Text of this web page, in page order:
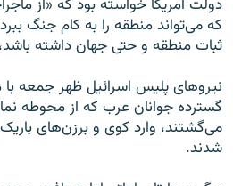
دولت آمریکا خواسته بود که «از
که می‌تواند منطقه را به کام جنگ
ثبات منطقه و حتی جهان داشته
نیروهای پلیس اسرائیل ظهر جمعه
گسترده جوانان عرب که از محوطه
می‌گشتند، وارد کوی و برزن‌های
شدند.